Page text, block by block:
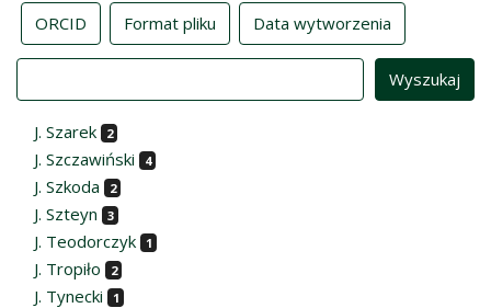
ORCID Format pliku Data wytworzenia
J. Szarek 2
J. Szczawiński 4
J. Szkoda 2
J. Szteyn 3
J. Teodorczyk 1
J. Tropiło 2
J. Tynecki 1